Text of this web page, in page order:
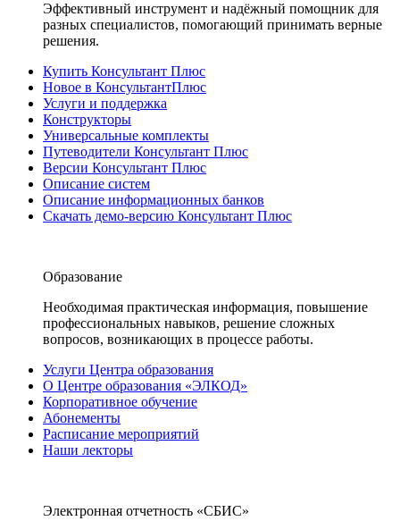
Эффективный инструмент и надёжный помощник для
разных специалистов, помогающий принимать верные
решения.
Купить Консультант Плюс
Новое в КонсультантПлюс
Услуги и поддержка
Конструкторы
Универсальные комплекты
Путеводители Консультант Плюс
Версии Консультант Плюс
Описание систем
Описание информационных банков
Скачать демо-версию Консультант Плюс
Образование
Необходимая практическая информация, повышение
профессиональных навыков, решение сложных
вопросов, возникающих в процессе работы.
Услуги Центра образования
О Центре образования «ЭЛКОД»
Корпоративное обучение
Абонементы
Расписание мероприятий
Наши лекторы
Электронная отчетность «СБИС»